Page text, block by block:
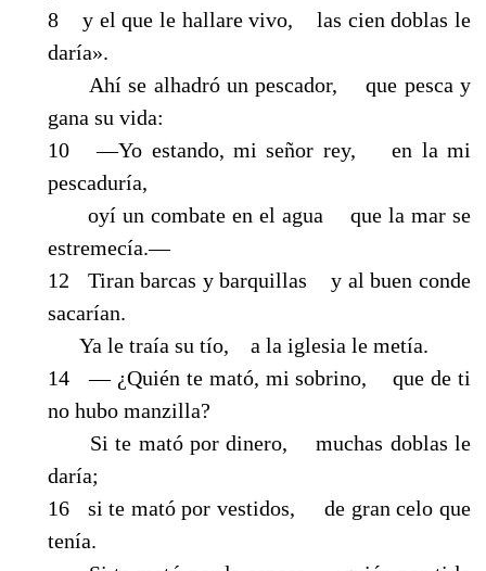
8 y el que le hallare vivo, las cien doblas le
daría».
Ahí se alhadró un pescador, que pesca y
gana su vida:
10 —Yo estando, mi señor rey, en la mi
pescaduría,
oyí un combate en el agua que la mar se
estremecía.—
12 Tiran barcas y barquillas y al buen conde
sacarían.
Ya le traía su tío, a la iglesia le metía.
14 — ¿Quién te mató, mi sobrino, que de ti
no hubo manzilla?
Si te mató por dinero, muchas doblas le
daría;
16 si te mató por vestidos, de gran celo que
tenía.